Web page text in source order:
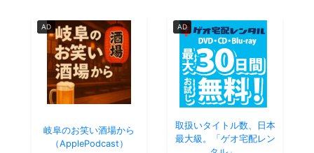
AD
岐阜のお笑い酒場から
（ApplePodcast）
AD
取扱いタイトル数、日本
最大級。「ゲオ宅配レン